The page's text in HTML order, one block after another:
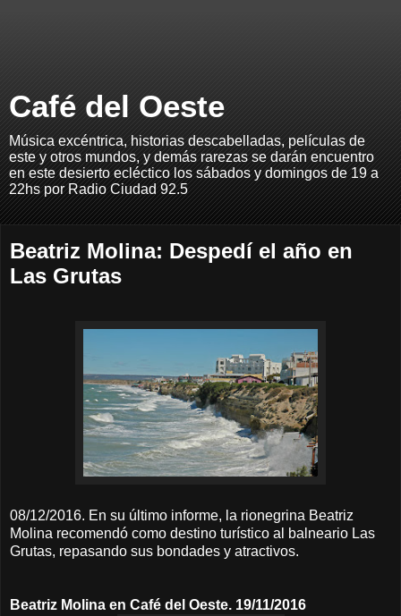
Café del Oeste
Música excéntrica, historias descabelladas, películas de
este y otros mundos, y demás rarezas se darán encuentro
en este desierto ecléctico los sábados y domingos de 19 a
22hs por Radio Ciudad 92.5
Beatriz Molina: Despedí el año en
Las Grutas
08/12/2016. En su último informe, la rionegrina Beatriz
Molina recomendó como destino turístico al balneario Las
Grutas, repasando sus bondades y atractivos.
Beatriz Molina en Café del Oeste. 19/11/2016